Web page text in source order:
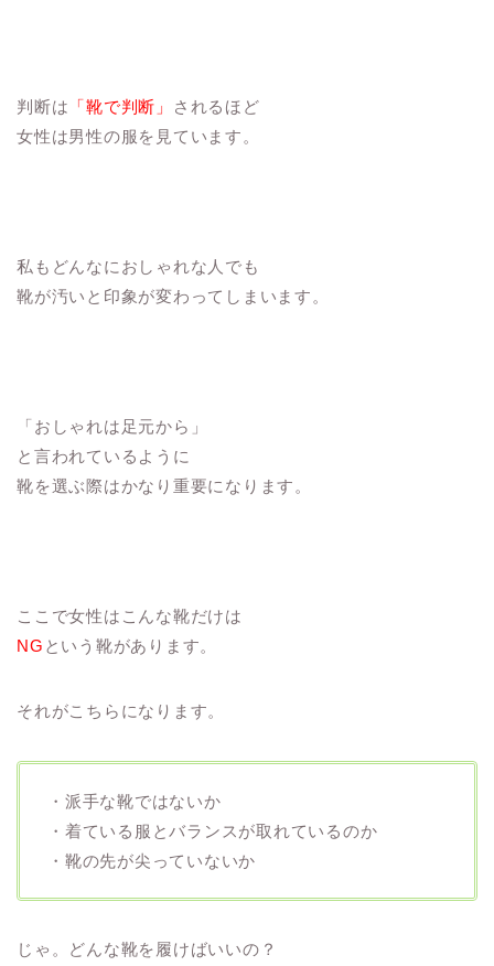
判断は 「靴で判断」
されるほど
女性は男性の服を見ています。
私もどんなにおしゃれな人でも
靴が汚いと印象が変わってしまいます。
「おしゃれは足元から」
と言われているように
靴を選ぶ際はかなり重要になります。
ここで女性はこんな靴だけは
NG という靴があります。
それがこちらになります。
・派手な靴ではないか
・着ている服とバランスが取れているのか
・靴の先が尖っていないか
じゃ。どんな靴を履けばいいの？